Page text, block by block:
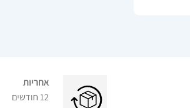
אחריות
12 חודשים